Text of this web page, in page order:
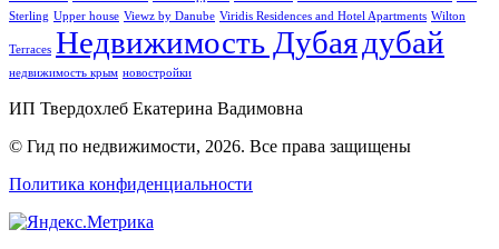
Sterling Upper house Viewz by Danube Viridis Residences and Hotel Apartments Wilton
Terraces Недвижимость Дубаядубай
недвижимость крым новостройки
ИП Твердохлеб Екатерина Вадимовна
© Гид по недвижимости, 2026. Все права защищены
Политика конфиденциальности